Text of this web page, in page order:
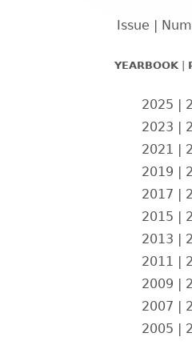
Issue |
YEARBOOK|
2025 |
2023 |
2021 |
2019 |
2017 |
2015 |
2013 |
2011 |
2009 |
2007 |
2005 |